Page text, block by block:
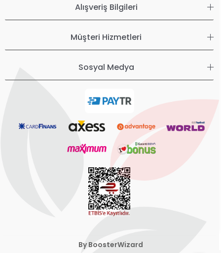
Alışveriş Bilgileri
Müşteri Hizmetleri
Sosyal Medya
By BoosterWizard